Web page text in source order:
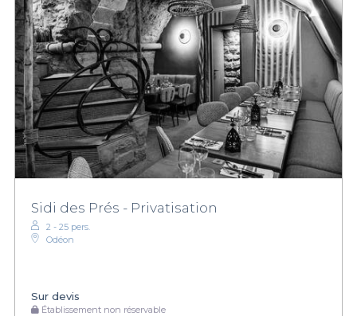
Sidi des Prés - Privatisation
2 - 25 pers.
Odéon
Sur devis
Établissement non réservable